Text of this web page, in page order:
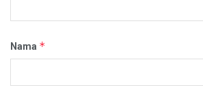
Nama *